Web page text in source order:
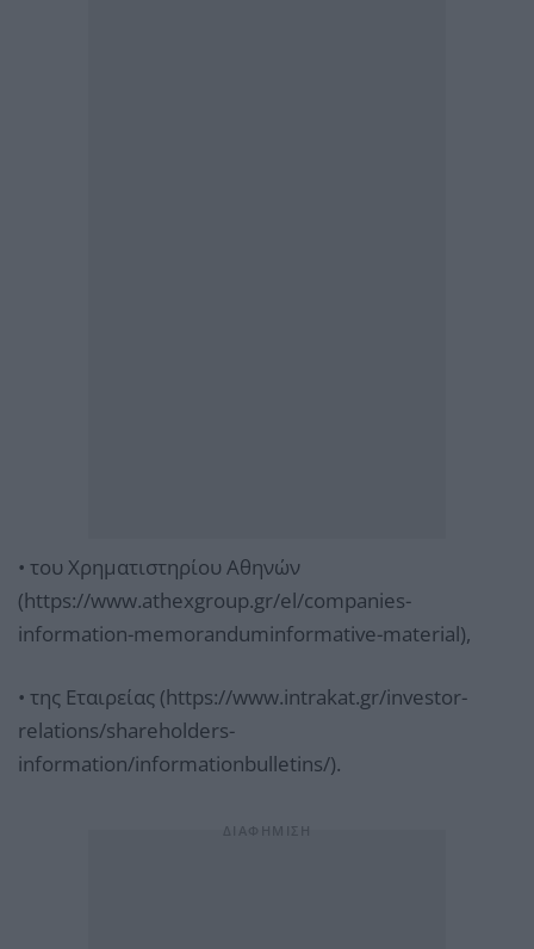
• του Χρηματιστηρίου Αθηνών
(https://www.athexgroup.gr/el/companies-
information-memoranduminformative-material),
• της Εταιρείας (https://www.intrakat.gr/investor-
relations/shareholders-
information/informationbulletins/).